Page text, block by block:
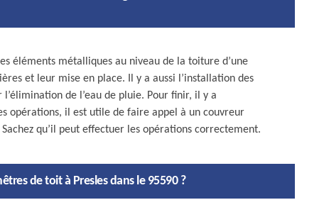
éléments métalliques au niveau de la toiture d’une
et leur mise en place. Il y a aussi l’installation des
de l’eau de pluie. Pour finir, il y a
opérations, il est utile de faire appel à un couvreur
qu’il peut effectuer les opérations correctement.
de toit à Presles dans le 95590 ?